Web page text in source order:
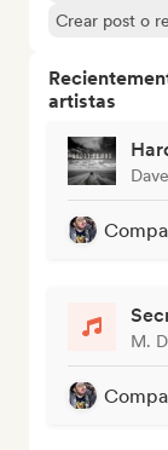
Crear post o
artistas
M.